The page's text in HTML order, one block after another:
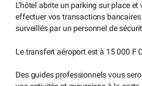
L’hôtel abrite un parking sur place et
effectuer vos transactions
surveillés par un personnel de
Le transfert aéroport est à 15 000 F
Des guides professionnels vous